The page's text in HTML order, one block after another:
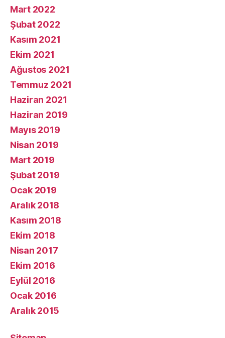
Mart 2022
Şubat 2022
Kasım 2021
Ekim 2021
Ağustos 2021
Temmuz 2021
Haziran 2021
Haziran 2019
Mayıs 2019
Nisan 2019
Mart 2019
Şubat 2019
Ocak 2019
Aralık 2018
Kasım 2018
Ekim 2018
Nisan 2017
Ekim 2016
Eylül 2016
Ocak 2016
Aralık 2015